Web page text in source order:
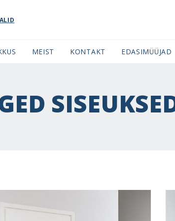
MEIST KONTAKT EDASIMÜÜJAD